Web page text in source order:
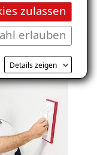
zulassen
erlauben
Details zeigen